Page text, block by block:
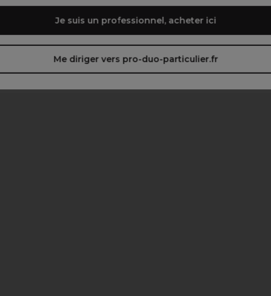
Je suis un professionnel, acheter ici
Me diriger vers pro-duo-particulier.fr